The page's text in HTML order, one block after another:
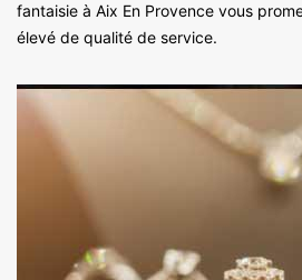
fantaisie à Aix En Provence vous
élevé de qualité de service.